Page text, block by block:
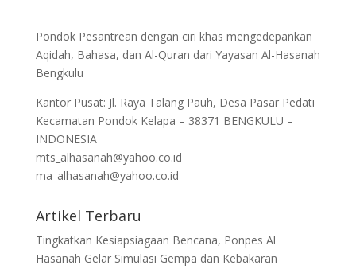
Pondok Pesantrean dengan ciri khas mengedepankan
Aqidah, Bahasa, dan Al-Quran dari Yayasan Al-Hasanah
Bengkulu
Kantor Pusat: Jl. Raya Talang Pauh, Desa Pasar Pedati
Kecamatan Pondok Kelapa – 38371 BENGKULU –
INDONESIA
mts_alhasanah@yahoo.co.id
ma_alhasanah@yahoo.co.id
Artikel Terbaru
Tingkatkan Kesiapsiagaan Bencana, Ponpes Al
Hasanah Gelar Simulasi Gempa dan Kebakaran